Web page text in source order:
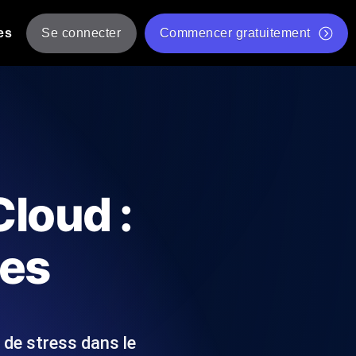
de performance depuis 25+
avant vos utilisateurs.
Vérificateur de statut d'API
Liste d'Outils Web Gratuits
Se connecter Commencer gratuitement
:
stress dans le